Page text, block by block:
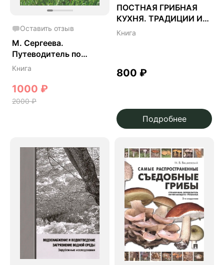
Оставить отзыв
М. Сергеева.
Путеводитель по
флоре
Книга
1000 ₽
2000₽
ПОСТНАЯ ГРИБНАЯ
КУХНЯ. ТРАДИЦИИ И
РЕЦЕПТЫ
Книга
800 ₽
Подробнее